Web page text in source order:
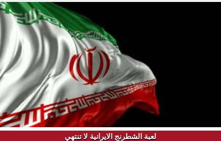
لعبة الشطرنج الايرانية لا تنتهي